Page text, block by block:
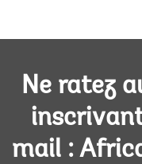
Ne ratez
mail :